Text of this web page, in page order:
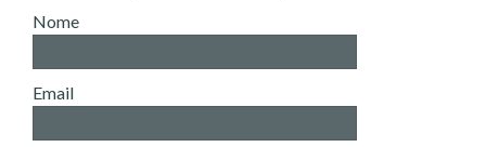
Nome
Email